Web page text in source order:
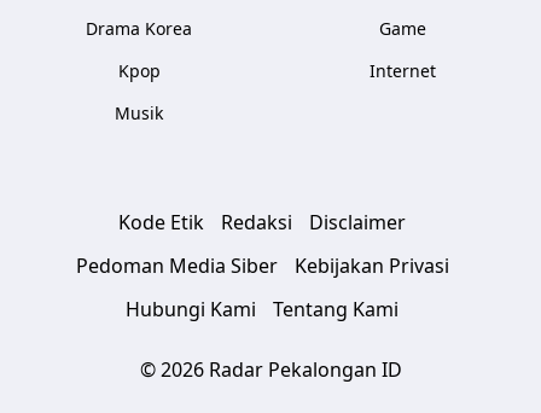
Drama Korea
Kpop
Musik
Game
Internet
Kode Etik Redaksi
Disclaimer
Pedoman Media Siber
Kebijakan Privasi
Hubungi Kami
Tentang Kami
© 2026 Radar Pekalongan ID